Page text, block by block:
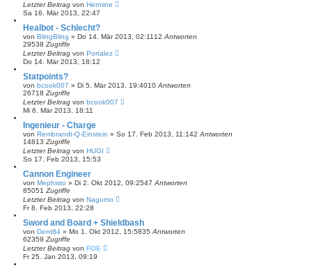
Letzter Beitrag von Hermine
Sa 16. Mär 2013, 22:47
Healbot - Schlecht?
von BlingBling » Do 14. Mär 2013, 02:11 12 Antworten
29538 Zugriffe
Letzter Beitrag von Portalez
Do 14. Mär 2013, 18:12
Statpoints?
von bcook007 » Di 5. Mär 2013, 19:4010 Antworten
26718 Zugriffe
Letzter Beitrag von bcook007
Mi 6. Mär 2013, 18:11
Ingenieur - Charge
von Rembrandt-Q-Einstein » So 17. Feb 2013, 11:142 Antworten
14813 Zugriffe
Letzter Beitrag von HUGI
So 17. Feb 2013, 15:53
Cannon Engineer
von Mephisto » Di 2. Okt 2012, 09:2547 Antworten
85051 Zugriffe
Letzter Beitrag von Nagumo
Fr 8. Feb 2013, 22:28
Sword and Board + Shieldbash
von Dent84 » Mo 1. Okt 2012, 15:5835 Antworten
62359 Zugriffe
Letzter Beitrag von FOE
Fr 25. Jan 2013, 09:19